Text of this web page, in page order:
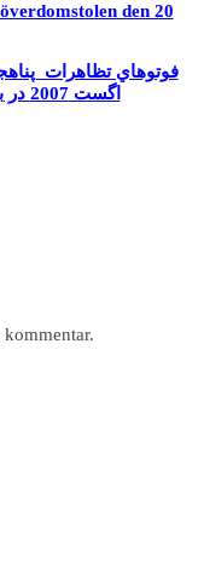
den 20
اگست 2007 در برابر دادگاه عالي مهاجرتي سويدن